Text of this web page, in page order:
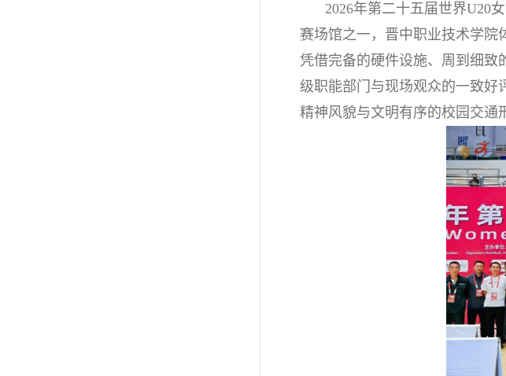
2026年第二十五届世界U20
赛场馆之一，晋中职业技术学院
凭借完备的硬件设施、周到细致
级职能部门与现场观众的一致好
精神风貌与文明有序的校园交通